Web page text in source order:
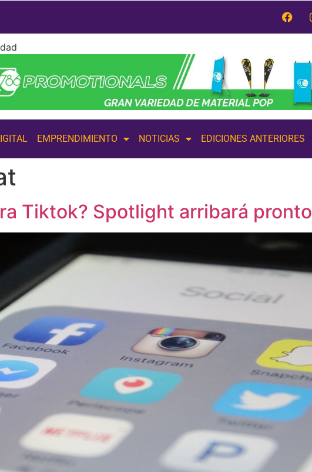
EMPRENDIMIENTO NOTICIAS EDICIONES ANTERIORES
Tiktok? Spotlight arribará pronto